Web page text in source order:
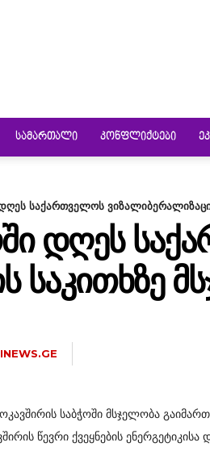
ᲡᲐᲛᲐᲠᲗᲐᲚᲘ ᲙᲝᲜᲤᲚᲘᲥᲢᲔᲑᲘ
საქართველოს
ᲓᲦᲔᲡ
ᲡᲐᲙᲘᲗᲮᲖᲔ
საბჭოში მსჯელობა
წევრი ქვეყნების ენერგეტიკისა